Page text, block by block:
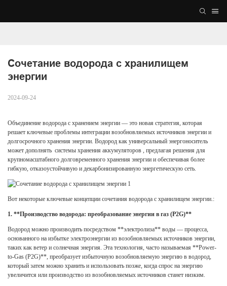
Сочетание водорода с хранилищем
энергии
2024-09-24
Объединение водорода с хранением энергии — это новая стратегия, которая
решает ключевые проблемы интеграции возобновляемых источников энергии и
долгосрочного хранения энергии. Водород как универсальный энергоноситель
может дополнять системы хранения аккумуляторов , предлагая решения для
крупномасштабного долговременного хранения энергии и обеспечивая более
гибкую, отказоустойчивую и декарбонизированную энергетическую сеть.
Вот некоторые ключевые концепции сочетания водорода с хранилищем энергии.:
1. **Производство водорода: преобразование энергии в газ (P2G)**
Водород можно производить посредством **электролиза** воды — процесса,
основанного на избытке электроэнергии из возобновляемых источников энергии,
таких как ветер и солнечная энергия. Эта технология, часто называемая **Power-
to-Gas (P2G)**, преобразует избыточную возобновляемую энергию в водород,
который затем можно хранить и использовать позже, когда спрос на энергию
увеличится или производство из возобновляемых источников станет низким.